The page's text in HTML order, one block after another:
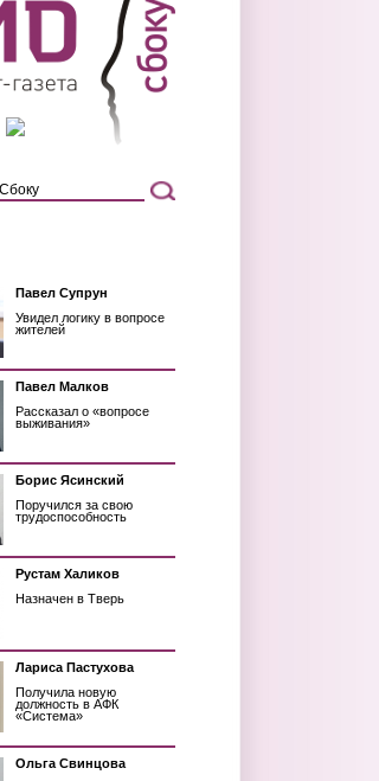
Павел Супрун
Увидел логику в вопросе
жителей
Павел Малков
Рассказал о «вопросе
выживания»
Борис Ясинский
Поручился за свою
трудоспособность
Рустам Халиков
Назначен в Тверь
Лариса Пастухова
Получила новую
должность в АФК
«Система»
Ольга Свинцова